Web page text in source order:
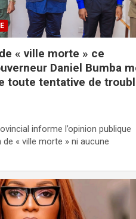
« ville morte » ce
Daniel Bumba
toute tentative de
informe l’opinion publique
de « ville morte » ni aucune